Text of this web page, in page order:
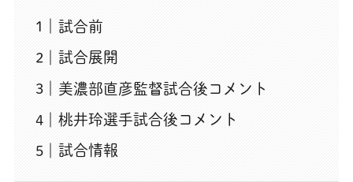
試合前
試合展開
美濃部直彦監督試合後コメント
桃井玲選手試合後コメント
試合情報